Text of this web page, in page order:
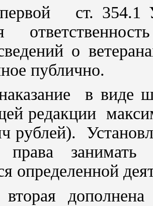
ст.
о
публично.
в
редакции
рублей).
права
определенной